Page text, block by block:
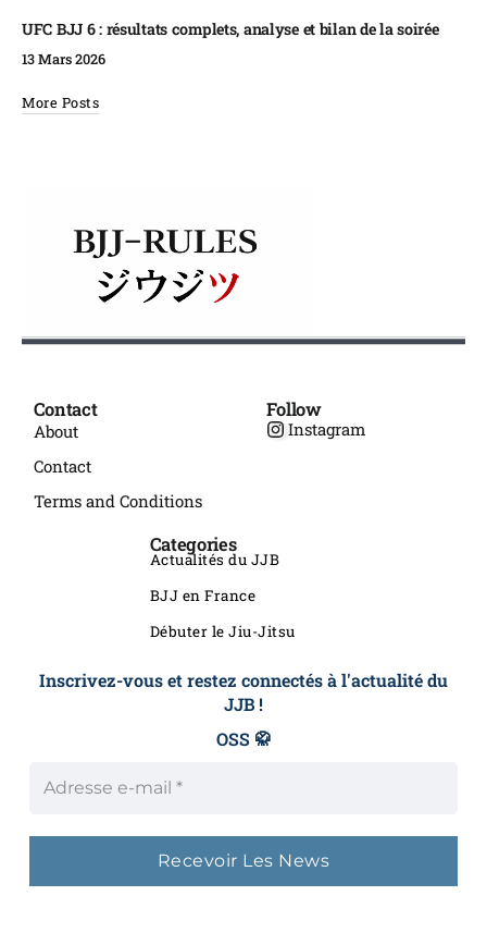
UFC BJJ 6 : résultats complets, analyse et bilan de la soirée
13 Mars 2026
More Posts
Contact
About
Contact
Terms and Conditions
Follow
Instagram
Categories
Actualités du JJB
BJJ en France
Débuter le Jiu-Jitsu
Inscrivez-vous et restez connectés à l'actualité du
JJB !
OSS 🥋